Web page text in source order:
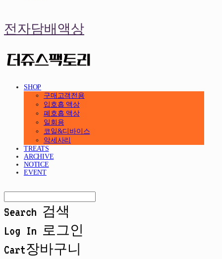
전자담배액상
SHOP
구매고객전용
입호흡 액상
폐호흡 액상
일회용
코일&디바이스
악세사리
TREATS
ARCHIVE
NOTICE
EVENT
Search 검색
Log In 로그인
Cart장바구니